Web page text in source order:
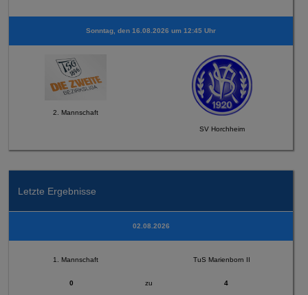
Sonntag, den 16.08.2026 um 12:45 Uhr
2. Mannschaft
SV Horchheim
Letzte Ergebnisse
02.08.2026
1. Mannschaft TuS Marienborn II
0 zu 4